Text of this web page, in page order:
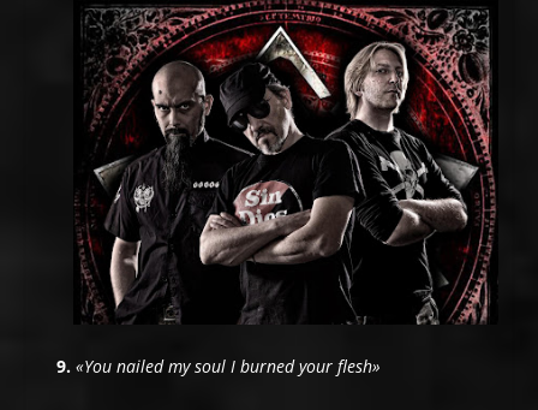
9. «You nailed my soul I burned your flesh»